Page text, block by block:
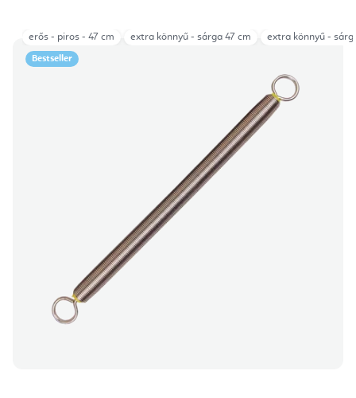
Bestseller
erős - piros - 47 cm extra könnyű - sárga 47 cm extra könnyű -